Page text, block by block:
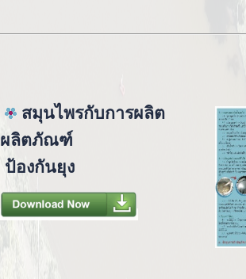
สมุนไพรกับการผลิต
ผลิตภัณฑ์
ป้องกันยุง